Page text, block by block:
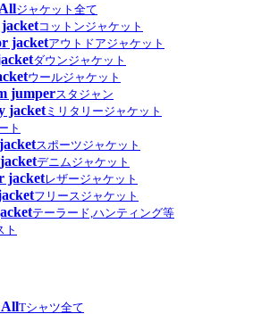
ジャケット全て
コットンジャケット
jacketアウトドアジャケット
ダウンジャケット
ウールジャケット
jumperスタジャン
jacketミリタリージャケット
ト
スポーツジャケット
デニムジャケット
jacketレザージャケット
フリースジャケット
テーラード,ハンティング等
ト
AllTシャツ全て